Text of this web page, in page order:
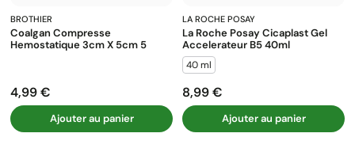
BROTHIER
Coalgan Compresse
Hemostatique 3cm X 5cm 5
Prix
4,99 €
Ajouter au panier
LA ROCHE POSAY
La Roche Posay Cicaplast Gel
Accelerateur B5 40ml
40 ml
Prix
8,99 €
Ajouter au panier